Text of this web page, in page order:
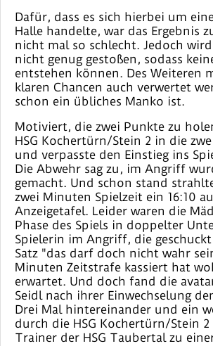
Dafür, dass es sich hierbei um
Halle handelte, war das Ergebnis
nicht mal so schlecht. Jedoch
nicht genug gestoßen, sodass
entstehen können. Des Weiteren
klaren Chancen auch verwertet
schon ein übliches Manko ist.
Motiviert, die zwei Punkte zu
HSG Kochertürn/Stein 2 in die
und verpasste den Einstieg ins
Die Abwehr sag zu, im Angriff
gemacht. Und schon stand
zwei Minuten Spielzeit ein 16:10
Anzeigetafel. Leider waren die
Phase des Spiels in doppelter
Spielerin im Angriff, die
Satz "das darf doch nicht wahr
Minuten Zeitstrafe kassiert hat
erwartet. Und doch fand die
Seidl nach ihrer Einwechselung
Drei Mal hintereinander und ein
durch die HSG Kochertürn/Stein
Trainer der HSG Taubertal zu